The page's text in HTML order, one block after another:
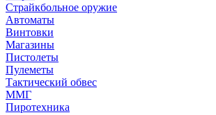
Страйкбольное оружие
Автоматы
Винтовки
Магазины
Пистолеты
Пулеметы
Тактический обвес
ММГ
Пиротехника